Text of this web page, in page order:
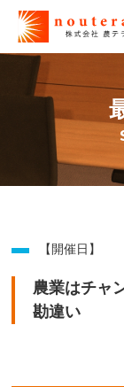
【開催日】
農業はチャ
勘違い